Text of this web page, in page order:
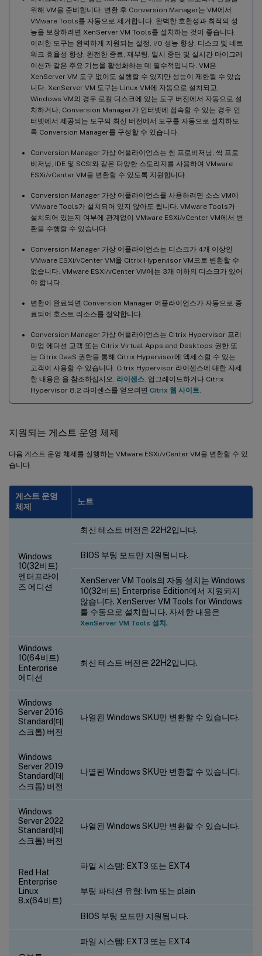
위해 VM을 준비합니다. 변환 후 Conversion Manager는 VM에서
VMware Tools를 자동으로 제거합니다. 완벽한 호환성과 최적의 성
능을 보장하려면 XenServer VM Tools를 설치하는 것이 좋습니다.
이러한 도구는 완벽하게 지원되는 설정, I/O 성능 향상, 디스크 및 네트
워크 효율성 향상, 완전한 종료, 재부팅, 일시 중단 및 실시간 마이그레
이션과 같은 주요 기능을 활성화하는 데 필수적입니다. VM은
XenServer VM 도구 없이도 실행할 수 있지만 성능이 제한될 수 있습
니다. XenServer VM 도구는 Linux VM에 자동으로 설치되고,
Windows VM의 경우 로컬 디스크에 있는 도구 버전에서 자동으로 설
치하거나, Conversion Manager가 인터넷에 접속할 수 있는 경우 인
터넷에서 제공되는 도구의 최신 버전에서 도구를 자동으로 설치하도
록 Conversion Manager를 구성할 수 있습니다.
Conversion Manager 가상 어플라이언스는 씬 프로비저닝, 씩 프로
비저닝, IDE 및 SCSI와 같은 다양한 스토리지를 사용하여 VMware
ESXi/vCenter VM을 변환할 수 있도록 지원합니다.
Conversion Manager 가상 어플라이언스를 사용하려면 소스 VM에
VMware Tools가 설치되어 있지 않아도 됩니다. VMware Tools가
설치되어 있는지 여부에 관계없이 VMware ESXi/vCenter VM에서 변
환을 수행할 수 있습니다.
Conversion Manager 가상 어플라이언스는 디스크가 4개 이상인
VMware ESXi/vCenter VM을 Citrix Hypervisor VM으로 변환할 수
없습니다. VMware ESXi/vCenter VM에는 3개 이하의 디스크가 있어
야 합니다.
변환이 완료되면 Conversion Manager 어플라이언스가 자동으로 종
료되어 호스트 리소스를 절약합니다.
Conversion Manager 가상 어플라이언스는 Citrix Hypervisor 프리
미엄 에디션 고객 또는 Citrix Virtual Apps and Desktops 권한 또
는 Citrix DaaS 권한을 통해 Citrix Hypervisor에 액세스할 수 있는
고객이 사용할 수 있습니다. Citrix Hypervisor 라이센스에 대한 자세
한 내용은 을 참조하십시오. 라이센스 . 업그레이드하거나 Citrix
Hypervisor 8.2 라이센스를 얻으려면 Citrix 웹 사이트
지원되는 게스트 운영 체제
다음 게스트 운영 체제를 실행하는 VMware ESXi/vCenter VM을 변환할 수 있
습니다.
게스트 운영
체제
노트
Windows
10(32비트)
엔터프라이
즈 에디션
최신 테스트 버전은 22H2입니다.
BIOS 부팅 모드만 지원됩니다.
XenServer VM Tools의 자동 설치는 Windows
10(32비트) Enterprise Edition에서 지원되지
않습니다. XenServer VM Tools for Windows
를 수동으로 설치합니다. 자세한 내용은
XenServer VM Tools 설치.
Windows
10(64비트)
Enterprise
에디션
최신 테스트 버전은 22H2입니다.
Windows
Server 2016
Standard(데
스크톱) 버전
나열된 Windows SKU만 변환할 수 있습니다.
Windows
Server 2019
Standard(데
스크톱) 버전
나열된 Windows SKU만 변환할 수 있습니다.
Windows
Server 2022
Standard(데
스크톱) 버전
나열된 Windows SKU만 변환할 수 있습니다.
Red Hat
Enterprise
Linux
8.x(64비트)
파일 시스템: EXT3 또는 EXT4
부팅 파티션 유형: lvm 또는 plain
BIOS 부팅 모드만 지원됩니다.
파일 시스템: EXT3 또는 EXT4